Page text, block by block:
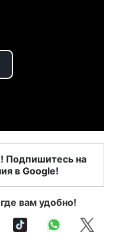
Подпишитесь на
в Google!
вам удобно!